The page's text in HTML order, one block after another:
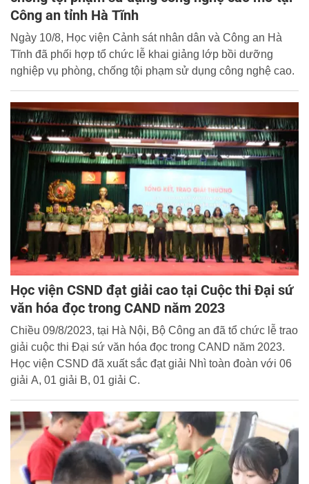
Công an tỉnh Hà Tĩnh
Ngày 10/8, Học viện Cảnh sát nhân dân và Công an Hà
Tĩnh đã phối hợp tổ chức lễ khai giảng lớp bồi dưỡng
nghiệp vụ phòng, chống tội phạm sử dụng công nghệ cao.
Học viện CSND đạt giải cao tại Cuộc thi Đại sứ
văn hóa đọc trong CAND năm 2023
Chiều 09/8/2023, tại Hà Nội, Bộ Công an đã tổ chức lễ trao
giải cuộc thi Đại sứ văn hóa đọc trong CAND năm 2023.
Học viện CSND đã xuất sắc đạt giải Nhì toàn đoàn với 06
giải A, 01 giải B, 01 giải C.